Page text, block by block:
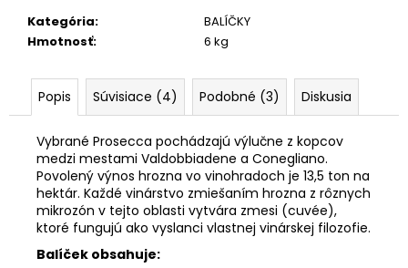
Kategória:
BALÍČKY
Hmotnosť: 6 kg
Popis Súvisiace (4) Podobné (3) Diskusia
Vybrané Prosecca pochádzajú výlučne z kopcov
medzi mestami Valdobbiadene a Conegliano.
Povolený výnos hrozna vo vinohradoch je 13,5 ton na
hektár. Každé vinárstvo zmiešaním hrozna z rôznych
mikrozón v tejto oblasti vytvára zmesi (cuvée),
ktoré fungujú ako vyslanci vlastnej vinárskej filozofie.
Balíček obsahuje:
ú
č
a
m
ANNO
DOMINI,
EXTRA
DRY,
PROSECCO
DOC